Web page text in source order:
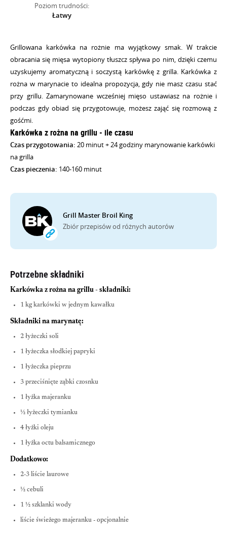
Poziom trudności:
Łatwy
Grillowana karkówka na rożnie ma wyjątkowy smak. W trakcie
obracania się mięsa wytopiony tłuszcz spływa po nim, dzięki czemu
uzyskujemy aromatyczną i soczystą karkówkę z grilla. Karkówka z
rożna w marynacie to idealna propozycja, gdy nie masz czasu stać
przy grillu. Zamarynowane wcześniej mięso ustawiasz na rożnie i
podczas gdy obiad się przygotowuje, możesz zająć się rozmową z
gośćmi.
Karkówka z rożna na grillu - ile czasu
Czas przygotowania: 20 minut + 24 godziny marynowanie karkówki
na grilla
Czas pieczenia: 140-160 minut
Grill Master Broil King
Zbiór przepisów od różnych autorów
Potrzebne składniki
Karkówka z rożna na grillu - składniki:
1 kg karkówki w jednym kawałku
Składniki na marynatę:
2 łyżeczki soli
1 łyżeczka słodkiej papryki
1 łyżeczka pieprzu
3 przeciśnięte ząbki czosnku
1 łyżka majeranku
½ łyżeczki tymianku
4 łyżki oleju
1 łyżka octu balsamicznego
Dodatkowo:
2-3 liście laurowe
½ cebuli
1 ½ szklanki wody
liście świeżego majeranku - opcjonalnie